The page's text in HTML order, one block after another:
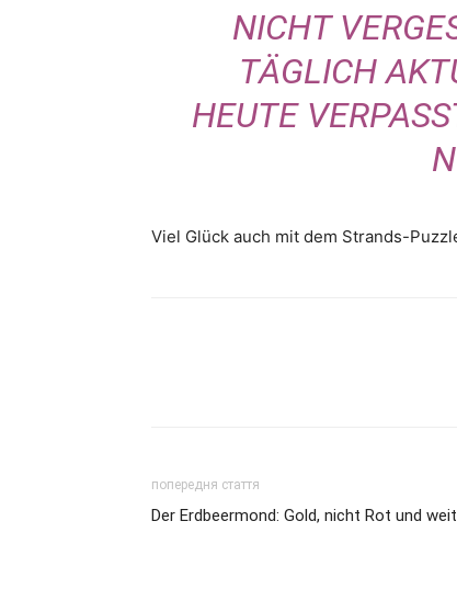
NICHT
TÄGLICH
HEUTE
Viel Glück auch mit dem Strands-
попередня стаття
Der Erdbeermond: Gold, nicht Rot und